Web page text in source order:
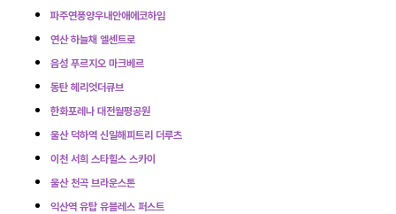
파주연풍양우내안애에코하임
연산 하늘채 엘센트로
음성 푸르지오 마크베르
동탄 헤리엇더큐브
한화포레나 대전월평공원
울산 덕하역 신일해피트리 더루츠
이천 서희 스타힐스 스카이
울산 천곡 브라운스톤
익산역 유탑 유블레스 퍼스트